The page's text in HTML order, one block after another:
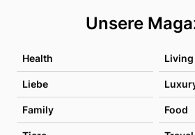
Unsere
Health Living
Liebe
Family Food